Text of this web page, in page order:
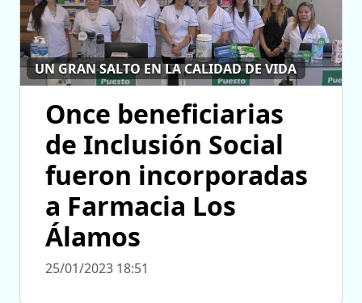
UN GRAN SALTO EN LA CALIDAD DE VIDA
Once beneficiarias
de Inclusión Social
fueron incorporadas
a Farmacia Los
Álamos
25/01/2023 18:51